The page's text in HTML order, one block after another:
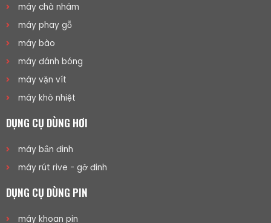
máy chà nhám
máy phay gỗ
máy bào
máy đánh bóng
máy vặn vít
máy khò nhiệt
DỤNG CỤ DÙNG HƠI
máy bắn đinh
máy rút rive - gở đinh
DỤNG CỤ DÙNG PIN
máy khoan pin